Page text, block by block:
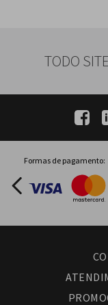
TODO
Formas de pagamento: